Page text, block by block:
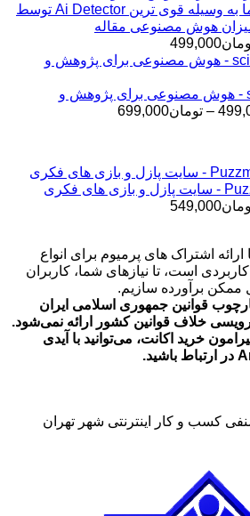
تا
تومان499,000
بررسی مقالات شما به وسیله قوی ترین Ai Detector توسط
499,000محدوده
قیمت:
تا
تومان499,000
اکانت پرمیوم scite - هوش مصنوعی برای پژوهش و
– تومان699,000محدوده
تومان699,000
549,000
تا
تومان549,000
اشتراک های پرمیوم برای انواع
است، تا نیازهای شما، کاربران
ممکن برآورده سازیم.
قوانین جمهوری اسلامی ایران
خلاف قوانین کشور ارائه نمی‌شود.
خرید اکانت، می‌توانید با آیدی
کسب و کار اینترنتی شهر تهران